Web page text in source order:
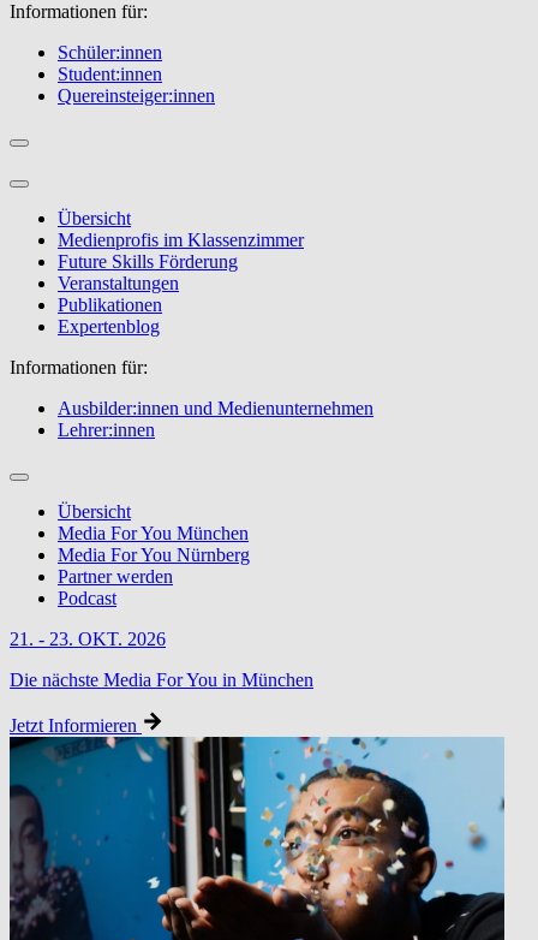
Informationen für:
Schüler:innen
Student:innen
Quereinsteiger:innen
Übersicht
Medienprofis im Klassenzimmer
Future Skills Förderung
Veranstaltungen
Publikationen
Expertenblog
Informationen für:
Ausbilder:innen und Medienunternehmen
Lehrer:innen
Übersicht
Media For You München
Media For You Nürnberg
Partner werden
Podcast
21. - 23. OKT. 2026
Die nächste Media For You in München
Jetzt Informieren